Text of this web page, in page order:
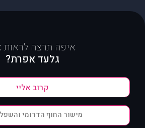
איפה תרצה
גלעד אפרת?
מישור החוף הדרומי